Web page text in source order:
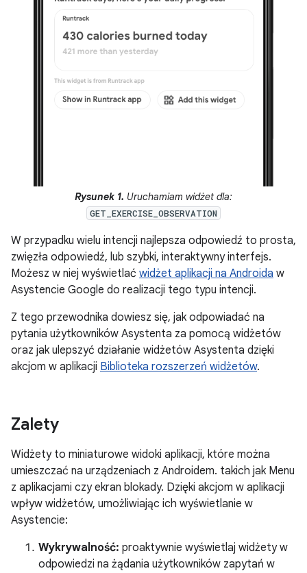
Rysunek 1. Uruchamiam widżet dla:
GET_EXERCISE_OBSERVATION
W przypadku wielu intencji najlepsza odpowiedź to prosta,
zwięzła odpowiedź, lub szybki, interaktywny interfejs.
Możesz w niej wyświetlać widżet aplikacji na Androida w
Asystencie Google do realizacji tego typu intencji.
Z tego przewodnika dowiesz się, jak odpowiadać na
pytania użytkowników Asystenta za pomocą widżetów
oraz jak ulepszyć działanie widżetów Asystenta dzięki
akcjom w aplikacji Biblioteka rozszerzeń widżetów.
Zalety
Widżety to miniaturowe widoki aplikacji, które można
umieszczać na urządzeniach z Androidem. takich jak Menu
z aplikacjami czy ekran blokady. Dzięki akcjom w aplikacji
wpływ widżetów, umożliwiając ich wyświetlanie w
Asystencie:
Wykrywalność: proaktywnie wyświetlaj widżety w
odpowiedzi na żądania użytkowników zapytań w